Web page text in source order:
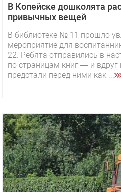
В Копейске дошколята
привычных вещей
В библиотеке № 11 прошло
мероприятие для
22. Ребята отправились в
по страницам книг — и
предстали перед ними как ...